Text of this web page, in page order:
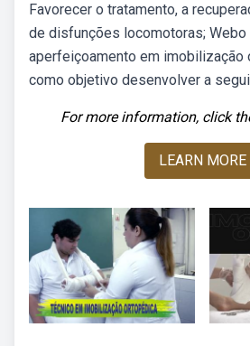
Favorecer o tratamento, a
de disfunções locomotoras; Webo
aperfeiçoamento em imobilização
como objetivo desenvolver a
For more information, click
LEARN MORE